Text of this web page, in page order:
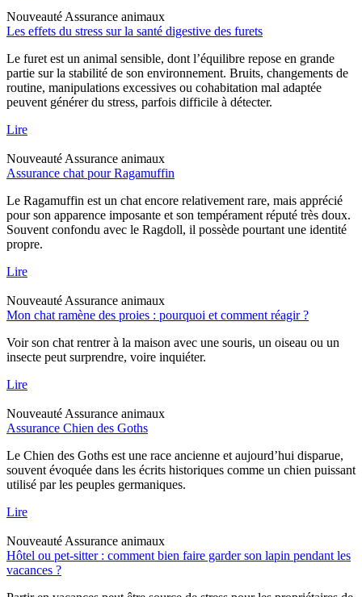
Nouveauté Assurance animaux
Les effets du stress sur la santé digestive des furets
Le furet est un animal sensible, dont l’équilibre repose en grande
partie sur la stabilité de son environnement. Bruits, changements de
routine, manipulations excessives ou cohabitation mal adaptée
peuvent générer du stress, parfois difficile à détecter.
Lire
Nouveauté Assurance animaux
Assurance chat pour Ragamuffin
Le Ragamuffin est un chat encore relativement rare, mais apprécié
pour son apparence imposante et son tempérament réputé très doux.
Souvent confondu avec le Ragdoll, il possède pourtant une identité
propre.
Lire
Nouveauté Assurance animaux
Mon chat ramène des proies : pourquoi et comment réagir ?
Voir son chat rentrer à la maison avec une souris, un oiseau ou un
insecte peut surprendre, voire inquiéter.
Lire
Nouveauté Assurance animaux
Assurance Chien des Goths
Le Chien des Goths est une race ancienne et aujourd’hui disparue,
souvent évoquée dans les écrits historiques comme un chien puissant
utilisé par les peuples germaniques.
Lire
Nouveauté Assurance animaux
Hôtel ou pet-sitter : comment bien faire garder son lapin pendant les
vacances ?